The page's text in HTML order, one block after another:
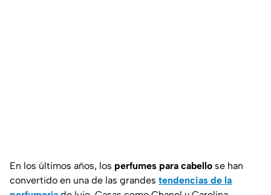
En los últimos años, los perfumes para cabello se han
convertido en una de las grandes tendencias de la